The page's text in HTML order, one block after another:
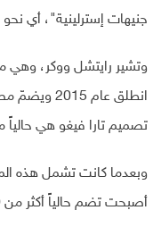
جنيهات إسترلينية"، أي نحو
وتشير رايتشل ووكر،
انطلق عام
تصميم تارا فيغو هي حالياً
وبعدما كانت تشمل هذه
أصبحت تضم حالياً أكثر من 150 مصمماً.